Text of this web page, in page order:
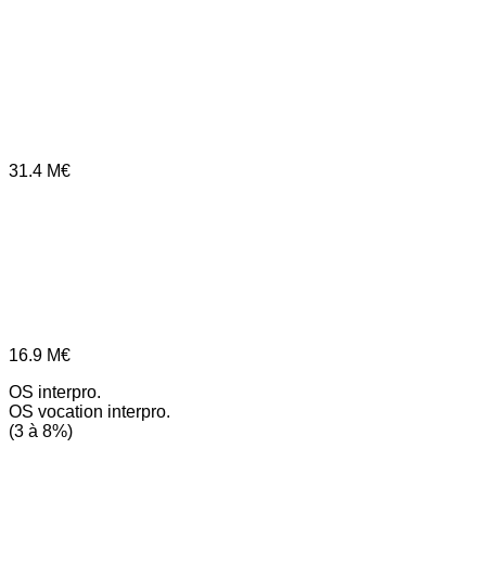
31.4 M€
16.9 M€
OS interpro.
OS vocation interpro.
(3 à 8%)